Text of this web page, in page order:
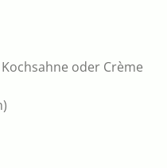
oder Crème